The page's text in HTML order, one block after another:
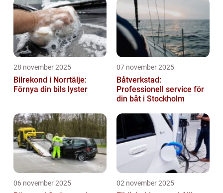
28 november 2025
Bilrekond i Norrtälje:
Förnya din bils lyster
07 november 2025
Båtverkstad:
Professionell service för
din båt i Stockholm
06 november 2025 02 november 2025